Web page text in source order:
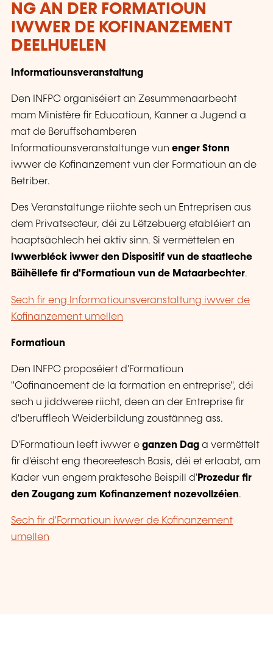
NG AN DER FORMATIOUN
IWWER DE KOFINANZEMENT
DEELHUELEN
Informatiounsveranstaltung
Den INFPC organiséiert an Zesummenaarbecht
mam Ministère fir Educatioun, Kanner a Jugend a
mat de Beruffschamberen
Informatiounsveranstaltunge vun enger Stonn
iwwer de Kofinanzement vun der Formatioun an de
Betriber.
Des Veranstaltunge riichte sech un Entreprisen aus
dem Privatsecteur, déi zu Lëtzebuerg etabléiert an
haaptsächlech hei aktiv sinn. Si vermëttelen en
Iwwerbléck iwwer den Dispositif vun de staatleche
Bäihëllefe fir d'Formatioun vun de Mataarbechter.
Sech fir eng Informatiounsveranstaltung iwwer de
Kofinanzement umellen
Formatioun
Den INFPC proposéiert d'Formatioun
"Cofinancement de la formation en entreprise", déi
sech u jiddweree riicht, deen an der Entreprise fir
d'berufflech Weiderbildung zoustänneg ass.
D'Formatioun leeft iwwer e ganzen Dag a vermëttelt
fir d'éischt eng theoreetesch Basis, déi et erlaabt, am
Kader vun engem praktesche Beispill d' Prozedur fir
den Zougang zum Kofinanzement nozevollzéien.
Sech fir d'Formatioun iwwer de Kofinanzement
umellen